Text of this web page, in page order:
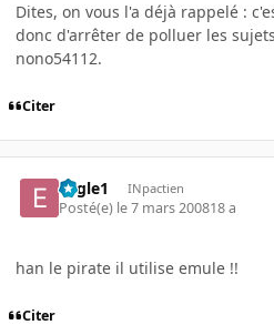
Dites, on vous l'a déjà rappelé :
donc d'arrêter de polluer les
nono54112.
Citer
Eagle1 INpactien
Posté(e) le 7 mars 200818 a
han le pirate il utilise emule !!
Citer